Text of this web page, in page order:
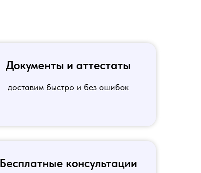
Документы и аттестаты
доставим быстро и без ошибок
Бесплатные консультации